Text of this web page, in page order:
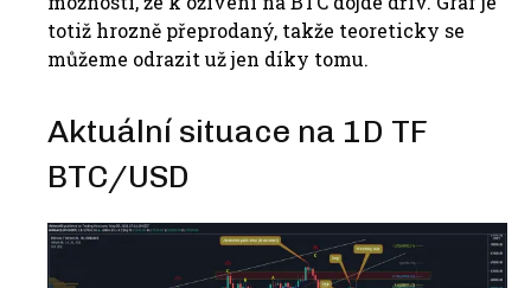
totiž hrozně přeprodaný, takže teoreticky se
můžeme odrazit už jen díky tomu.
Aktuální situace na 1D TF
BTC/USD